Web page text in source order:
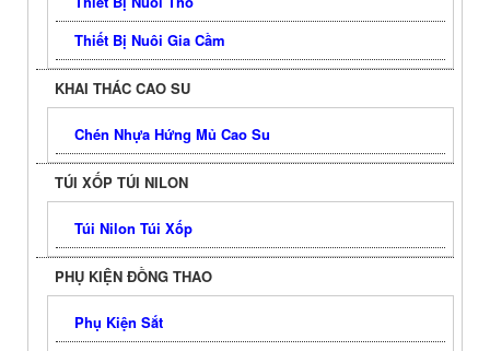
Thiết Bị Nuôi Gia Cầm
KHAI THÁC CAO SU
Chén Nhựa Hứng Mủ Cao Su
TÚI XỐP TÚI NILON
Túi Nilon Túi Xốp
PHỤ KIỆN ĐỒNG THAO
Phụ Kiện Sắt